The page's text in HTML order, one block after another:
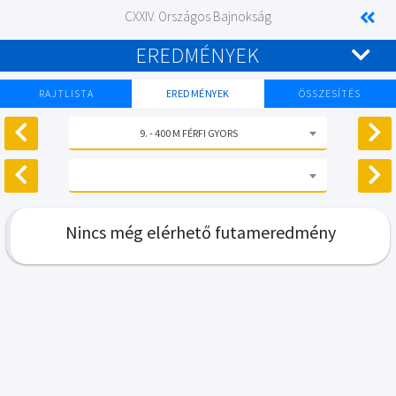
CXXIV. Országos Bajnokság
EREDMÉNYEK
RAJTLISTA EREDMÉNYEK ÖSSZESÍTÉS
9. - 400 M FÉRFI GYORS
Nincs még elérhető futameredmény